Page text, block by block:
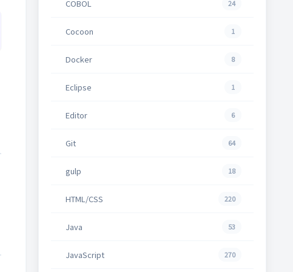
COBOL 24
Cocoon 1
Docker 8
Eclipse 1
Editor 6
Git 64
gulp 18
HTML/CSS 220
Java 53
JavaScript 270